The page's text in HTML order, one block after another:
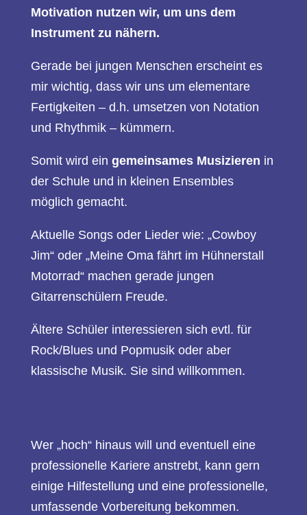
Motivation nutzen wir, um uns dem
Instrument zu nähern.
Gerade bei jungen Menschen erscheint es
mir wichtig, dass wir uns um elementare
Fertigkeiten – d.h. umsetzen von Notation
und Rhythmik – kümmern.
Somit wird ein gemeinsames Musizieren in
der Schule und in kleinen Ensembles
möglich gemacht.
Aktuelle Songs oder Lieder wie: „Cowboy
Jim“ oder „Meine Oma fährt im Hühnerstall
Motorrad“ machen gerade jungen
Gitarrenschülern Freude.
Ältere Schüler interessieren sich evtl. für
Rock/Blues und Popmusik oder aber
klassische Musik. Sie sind willkommen.
Wer „hoch“ hinaus will und eventuell eine
professionelle Kariere anstrebt, kann gern
einige Hilfestellung und eine professionelle,
umfassende Vorbereitung bekommen.